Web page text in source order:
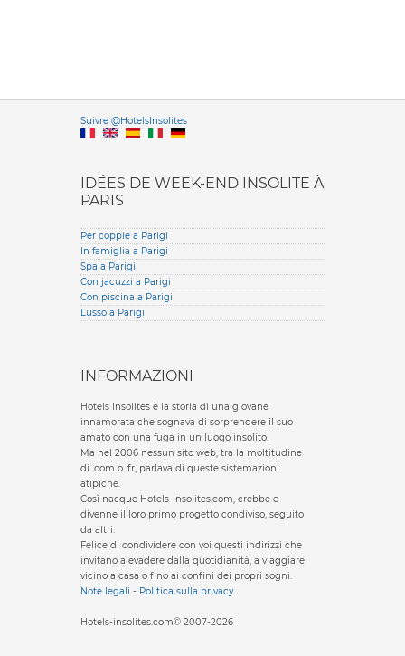
Suivre @HotelsInsolitesVersione
IDÉES DE WEEK-END INSOLITE À
PARIS
Per coppie a Parigi
In famiglia a Parigi
Spa a Parigi
Con jacuzzi a Parigi
Con piscina a Parigi
Lusso a Parigi
INFORMAZIONI
Hotels Insolites è la storia di una giovane
innamorata che sognava di sorprendere il suo
amato con una fuga in un luogo insolito.
Ma nel 2006 nessun sito web, tra la moltitudine
di .com o .fr, parlava di queste sistemazioni
atipiche.
Così nacque Hotels-Insolites.com, crebbe e
divenne il loro primo progetto condiviso, seguito
da altri.
Felice di condividere con voi questi indirizzi che
invitano a evadere dalla quotidianità, a viaggiare
vicino a casa o fino ai confini dei propri sogni.
Note legali - Politica sulla privacy
Hotels-insolites.com© 2007-2026